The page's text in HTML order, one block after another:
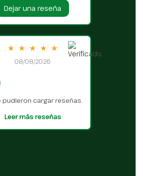
Dejar una reseña
★ ★ ★ ★ ★
08/08/2026
pudieron cargar reseñas.
Leer más reseñas